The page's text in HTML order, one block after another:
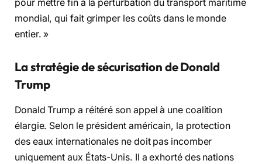
pour mettre fin à la perturbation du transport maritime
mondial, qui fait grimper les coûts dans le monde
entier. »
La stratégie de sécurisation de Donald
Trump
Donald Trump a réitéré son appel à une coalition
élargie. Selon le président américain, la protection
des eaux internationales ne doit pas incomber
uniquement aux États-Unis. Il a exhorté des nations